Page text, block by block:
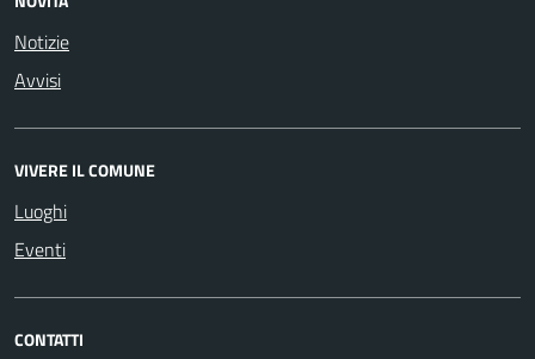
Notizie
Avvisi
VIVERE IL COMUNE
Luoghi
Eventi
CONTATTI